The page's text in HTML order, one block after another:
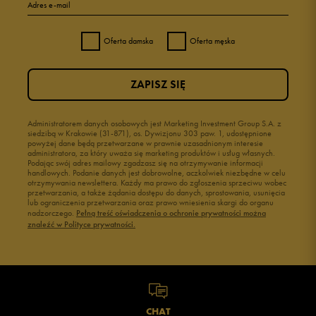
Adres e-mail
Oferta damska Oferta męska
Administratorem danych osobowych jest Marketing Investment Group S.A. z
siedzibą w Krakowie (31-871), os. Dywizjonu 303 paw. 1, udostępnione
powyżej dane będą przetwarzane w prawnie uzasadnionym interesie
administratora, za który uważa się marketing produktów i usług własnych.
Podając swój adres mailowy zgadzasz się na otrzymywanie informacji
handlowych. Podanie danych jest dobrowolne, aczkolwiek niezbędne w celu
otrzymywania newslettera. Każdy ma prawo do zgłoszenia sprzeciwu wobec
przetwarzania, a także żądania dostępu do danych, sprostowania, usunięcia
lub ograniczenia przetwarzania oraz prawo wniesienia skargi do organu
nadzorczego. Pełną treść oświadczenia o ochronie prywatności można
znaleźć w Polityce prywatności.
ZAPISZ SIĘ
CHAT